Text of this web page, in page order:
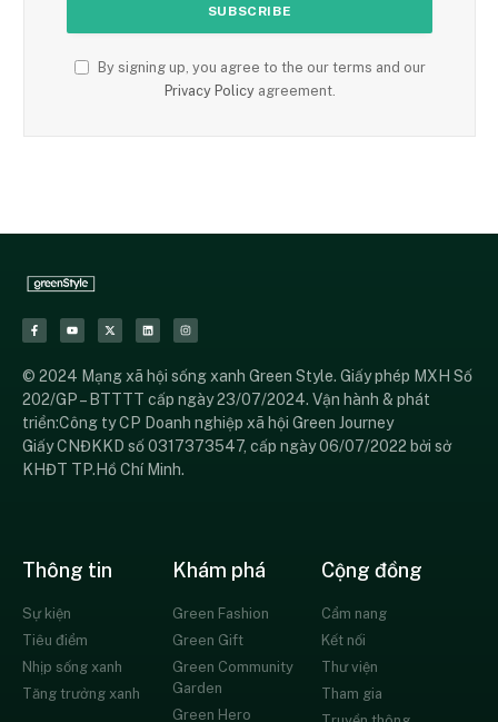
By signing up, you agree to the our terms and our
Privacy Policyagreement.
© 2024 Mạng xã hội sống xanh Green Style. Giấy phép MXH Số
202/GP – BTTTT cấp ngày 23/07/2024. Vận hành & phát
triển:Công ty CP Doanh nghiệp xã hội Green Journey
Giấy CNĐKKD số 0317373547, cấp ngày 06/07/2022 bởi sở
KHĐT TP.Hồ Chí Minh.
Thông tin
Sự kiện
Tiêu điểm
Nhịp sống xanh
Tăng trưởng xanh
Khám phá
Green Fashion
Green Gift
Green Community
Garden
Green Hero
Cộng đồng
Cẩm nang
Kết nối
Thư viện
Tham gia